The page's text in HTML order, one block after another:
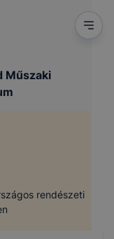
Műszaki
rendészeti